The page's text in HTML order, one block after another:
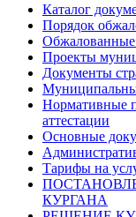
Каталог
Порядок
Проекты
Документы
Нормативные
аттестации
Основные
Тарифы на
КУРГАНА